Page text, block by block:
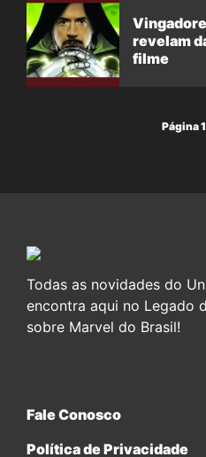
revelam
filme
Página
Todas as novidades do
encontra aqui no Legado
sobre Marvel do Brasil!
Fale Conosco
Política de Privacidade